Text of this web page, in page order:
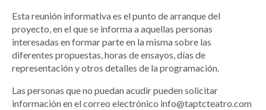
Esta reunión informativa es el punto de arranque del
proyecto, en el que se informa a aquellas personas
interesadas en formar parte en la misma sobre las
diferentes propuestas, horas de ensayos, días de
representación y otros detalles de la programación.
Las personas que no puedan acudir pueden solicitar
información en el correo electrónico info@taptcteatro.com